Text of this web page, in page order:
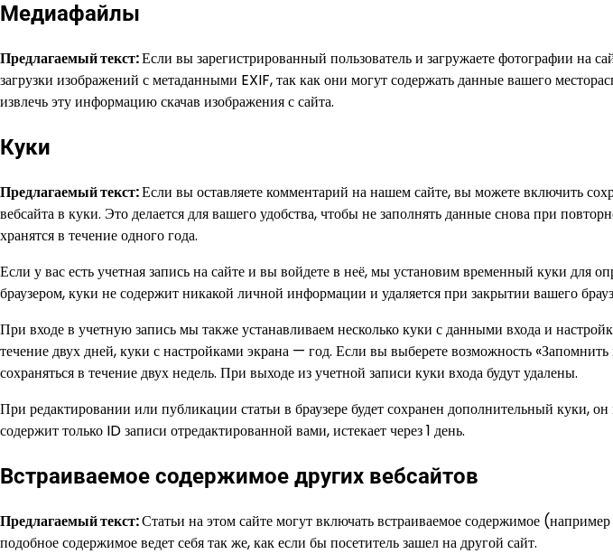
Медиафайлы
Предлагаемый текст:Если вы зарегистрированный пользователь и загружаете фотографии на
загрузки изображений с метаданными EXIF, так как они могут содержать данные вашего
извлечь эту информацию скачав изображения с сайта.
Куки
Предлагаемый текст:Если вы оставляете комментарий на нашем сайте, вы можете включить
вебсайта в куки. Это делается для вашего удобства, чтобы не заполнять данные снова при
хранятся в течение одного года.
Если у вас есть учетная запись на сайте и вы войдете в неё, мы установим временный куки для
браузером, куки не содержит никакой личной информации и удаляется при закрытии вашего
При входе в учетную запись мы также устанавливаем несколько куки с данными входа и
течение двух дней, куки с настройками экрана — год. Если вы выберете возможность «Запомнить
сохраняться в течение двух недель. При выходе из учетной записи куки входа будут удалены.
При редактировании или публикации статьи в браузере будет сохранен дополнительный куки,
содержит только ID записи отредактированной вами, истекает через 1 день.
Встраиваемое содержимое других вебсайтов
Предлагаемый текст:Статьи на этом сайте могут включать встраиваемое содержимое
подобное содержимое ведет себя так же, как если бы посетитель зашел на другой сайт.